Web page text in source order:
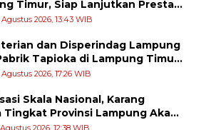
Timur, Siap Lanjutkan Prestasi
AKBP Heti Patmawati
Agustus 2026, 13:43 WIB
dan Disperindag Lampung
Tapioka di Lampung Timur,
Langkah Pengawasan
2026, 17:26 WIB
Skala Nasional, Karang
Tingkat Provinsi Lampung Akan
Temu Karya pada tanggal 7
2026, 12:38 WIB